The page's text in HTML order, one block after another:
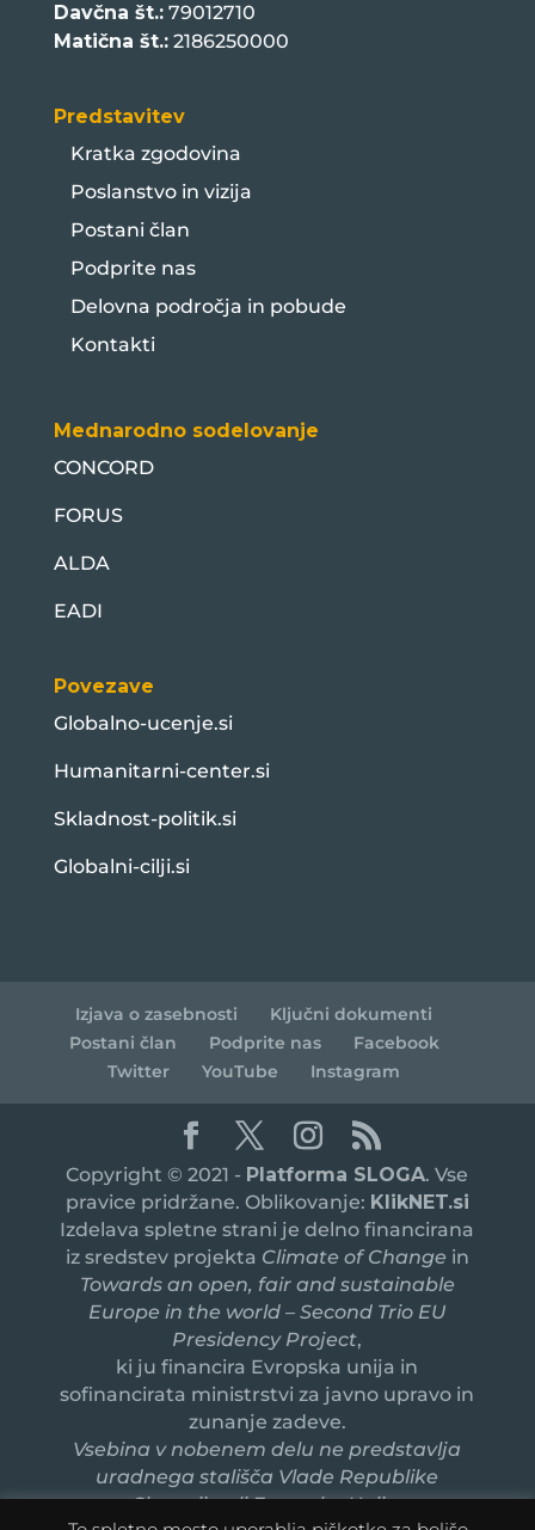
Davčna št.:79012710
Matična št.:2186250000
Predstavitev
Kratka zgodovina
Poslanstvo in vizija
Postani član
Podprite nas
Delovna področja in pobude
Kontakti
Mednarodno sodelovanje
CONCORD
FORUS
ALDA
EADI
Povezave
Globalno-ucenje.si
Humanitarni-center.si
Skladnost-politik.si
Globalni-cilji.si
Izjava o zasebnosti
Ključni dokumenti
Postani član
Podprite nas
Facebook
Twitter
YouTube Instagram
Copyright © 2021 - Platforma SLOGA. Vse
pravice pridržane. Oblikovanje: KlikNET.si
Izdelava spletne strani je delno financirana
iz sredstev projekta Climate of Change in
Towards an open, fair and sustainable
Europe in the world – Second Trio EU
Presidency Project,
ki ju financira Evropska unija in
sofinancirata ministrstvi za javno upravo in
zunanje zadeve.
Vsebina v nobenem delu ne predstavlja
uradnega stališča Vlade Republike
Slovenije ali Evropske Unije.